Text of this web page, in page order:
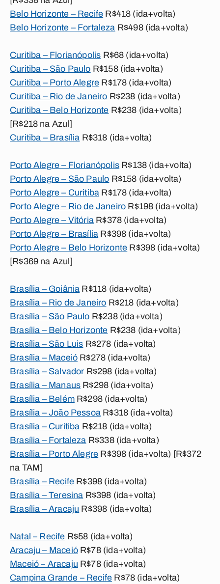
Belo Horizonte – Recife R$418 (ida+volta)
Belo Horizonte – Fortaleza R$498 (ida+volta)
Curitiba – Florianópolis R$68 (ida+volta)
Curitiba – São Paulo R$158 (ida+volta)
Curitiba – Porto Alegre R$178 (ida+volta)
Curitiba – Rio de Janeiro R$238 (ida+volta)
Curitiba – Belo Horizonte R$238 (ida+volta)
[R$218 na Azul]
Curitiba – Brasília R$318 (ida+volta)
Porto Alegre – Florianópolis R$138 (ida+volta)
Porto Alegre – São Paulo R$158 (ida+volta)
Porto Alegre – Curitiba R$178 (ida+volta)
Porto Alegre – Rio de Janeiro R$198 (ida+volta)
Porto Alegre – VitóriaR$378 (ida+volta)
Porto Alegre – Brasília R$398 (ida+volta)
Porto Alegre – Belo Horizonte R$398 (ida+volta)
[R$369 na Azul]
Brasília – Goiânia R$118 (ida+volta)
Brasília – Rio de Janeiro R$218 (ida+volta)
Brasília – São Paulo R$238 (ida+volta)
Brasília – Belo Horizonte R$238 (ida+volta)
Brasília – São Luis R$278 (ida+volta)
Brasília – Maceió R$278 (ida+volta)
Brasília – Salvador R$298 (ida+volta)
Brasília – Manaus R$298 (ida+volta)
Brasília – BelémR$298 (ida+volta)
Brasília – João PessoaR$318 (ida+volta)
Brasília – Curitiba R$218 (ida+volta)
Brasília – Fortaleza R$338 (ida+volta)
Brasília – Porto Alegre R$398 (ida+volta) [R$372
na TAM]
Brasília – Recife R$398 (ida+volta)
Brasília – Teresina R$398 (ida+volta)
Brasília – Aracaju R$398 (ida+volta)
Natal – Recife R$58 (ida+volta)
Aracaju – MaceióR$78 (ida+volta)
Maceió – Aracaju R$78 (ida+volta)
Campina Grande – Recife R$78 (ida+volta)